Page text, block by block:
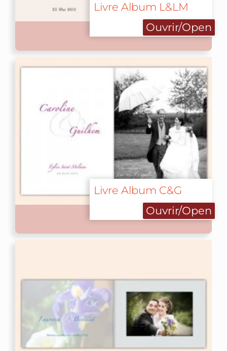
Livre Album L&LM
Ouvrir/Open
Livre Album C&G
Ouvrir/Open